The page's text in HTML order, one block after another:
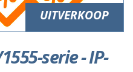
UITVERKOOP
serie - IP-